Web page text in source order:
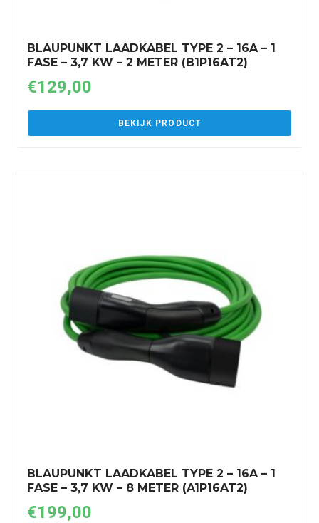
BLAUPUNKT LAADKABEL TYPE 2 – 16A – 1
FASE – 3,7 KW – 2 METER (B1P16AT2)
€129,00
BEKIJK PRODUCT
BLAUPUNKT LAADKABEL TYPE 2 – 16A – 1
FASE – 3,7 KW – 8 METER (A1P16AT2)
€199,00